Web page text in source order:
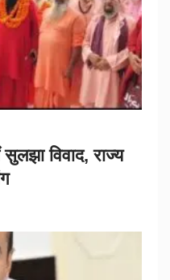
विवाद, राज्य